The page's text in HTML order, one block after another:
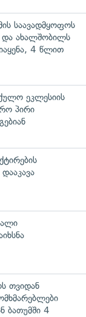
საავადმყოფოს
და ახალშობილს
4 წლით
ეკლესიის
პირი
თვიდან
ბათუმში 4